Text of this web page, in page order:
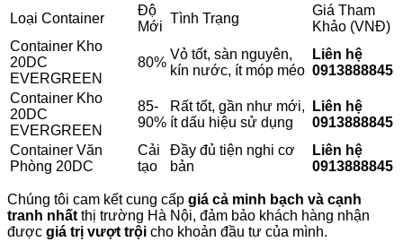
Loại Container
Độ
Mới
Tình Trạng
Giá Tham
Khảo (VNĐ)
Container Kho
20DC
EVERGREEN
80%
Vỏ tốt, sàn nguyên,
kín nước, ít móp méo
Liên hệ
0913888845
Container Kho
20DC
EVERGREEN
85-
90%
Rất tốt, gần như mới,
ít dấu hiệu sử dụng
Liên hệ
0913888845
Container Văn
Phòng 20DC
Cải
tạo
Đầy đủ tiện nghi cơ
bản
Liên hệ
0913888845
Chúng tôi cam kết cung cấp giá cả minh bạch và cạnh
tranh nhất thị trường Hà Nội, đảm bảo khách hàng nhận
được giá trị vượt trội cho khoản đầu tư của mình.